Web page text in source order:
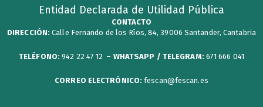
Entidad Declarada de Utilidad Pública
CONTACTO
DIRECCIÓN: Calle Fernando de los Ríos, 84, 39006 Santander, Cantabria
TELÉFONO: 942 22 47 12 – WHATSAPP / TELEGRAM: 671 666 041
CORREO ELECTRÓNICO: fescan@fescan.es